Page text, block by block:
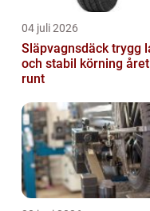
04 juli 2026
Släpvagnsdäck trygg last
och stabil körning året
runt